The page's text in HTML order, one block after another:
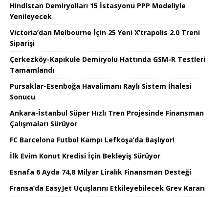
Hindistan Demiryolları 15 İstasyonu PPP Modeliyle
Yenileyecek
Victoria’dan Melbourne İçin 25 Yeni X’trapolis 2.0 Treni
Siparişi
Çerkezköy-Kapıkule Demiryolu Hattında GSM-R Testleri
Tamamlandı
Pursaklar-Esenboğa Havalimanı Raylı Sistem İhalesi
Sonucu
Ankara-İstanbul Süper Hızlı Tren Projesinde Finansman
Çalışmaları Sürüyor
FC Barcelona Futbol Kampı Lefkoşa’da Başlıyor!
İlk Evim Konut Kredisi İçin Bekleyiş Sürüyor
Esnafa 6 Ayda 74,8 Milyar Liralık Finansman Desteği
Fransa’da EasyJet Uçuşlarını Etkileyebilecek Grev Kararı